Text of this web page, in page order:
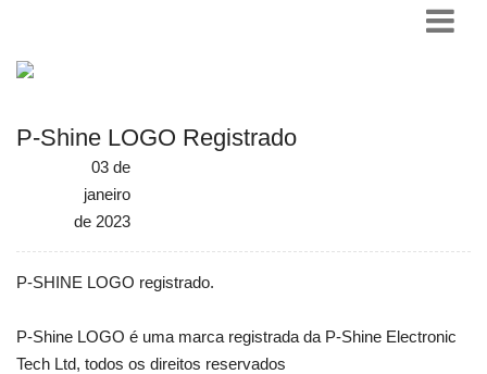
P-Shine LOGO Registrado
03 de
janeiro
de 2023
P-SHINE LOGO registrado.
P-Shine LOGO é uma marca registrada da P-Shine Electronic
Tech Ltd, todos os direitos reservados